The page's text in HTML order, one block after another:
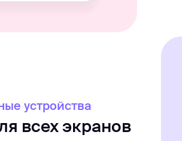
всех экранов
устройства